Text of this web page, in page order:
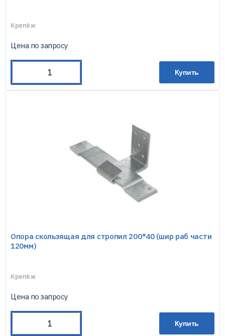
Крепёж
Цена по запросу
Купить
Опора скользящая для стропил 200*40 (шир раб части
120мм)
Крепёж
Цена по запросу
Купить